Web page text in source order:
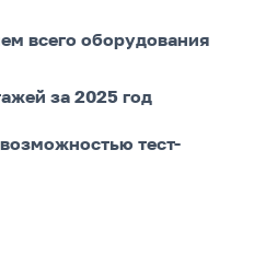
всего оборудования
за 2025 год
тест-